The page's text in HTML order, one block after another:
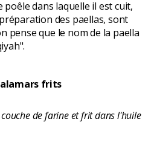
poêle dans laquelle il est cuit,
des paellas, sont
pense que le nom de la paella
frits
de farine et frit dans l'huile